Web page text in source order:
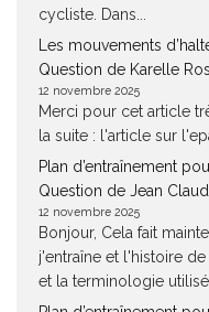
cycliste. Dans...
Les mouvements
Question de Karelle
12 novembre 2025
Merci pour cet article
la suite : l'article sur
Plan d’entraînement
Question de Jean
12 novembre 2025
Bonjour, Cela fait
j'entraîne et l'histoire
et la terminologie